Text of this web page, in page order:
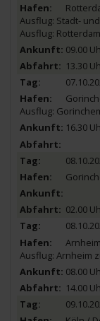
Ausflug: Stadt-
Ausflug:
09.00
13.30
Ausflug:
16.30
02.00
Ausflug: Arnheim
08.00
14.00